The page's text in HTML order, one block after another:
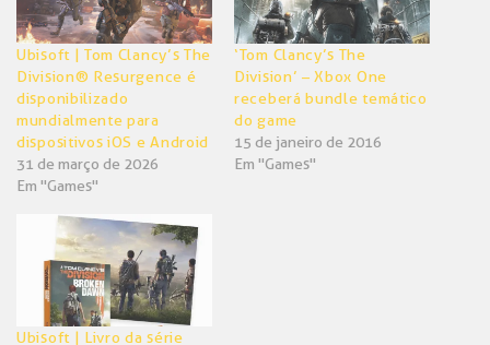
Ubisoft | Tom Clancy’s The
Division® Resurgence é
disponibilizado
mundialmente para
dispositivos iOS e Android
31 de março de 2026
Em "Games"
‘Tom Clancy’s The
Division’ – Xbox One
receberá bundle temático
do game
15 de janeiro de 2016
Em "Games"
Ubisoft | Livro da série